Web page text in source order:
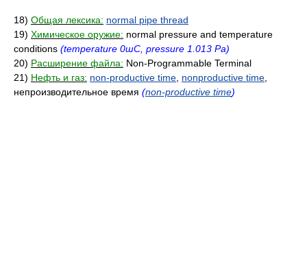
18) Общая лексика: normal pipe thread
19) Химическое оружие: normal pressure and temperature
conditions (temperature 0шC, pressure 1.013 Pa)
20) Расширение файла: Non-Programmable Terminal
21) Нефть и газ: non-productive time nonproductive time
непроизводительное время (non-productive time)